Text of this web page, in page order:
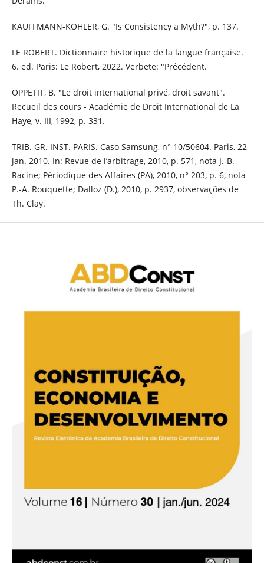
KAUFFMANN-KOHLER, G. "Is Consistency a Myth?", p. 137.
LE ROBERT. Dictionnaire historique de la langue française.
6. ed. Paris: Le Robert, 2022. Verbete: "Précédent.
OPPETIT, B. "Le droit international privé, droit savant".
Recueil des cours - Académie de Droit International de La
Haye, v. III, 1992, p. 331.
TRIB. GR. INST. PARIS. Caso Samsung, n° 10/50604. Paris, 22
jan. 2010. In: Revue de l’arbitrage, 2010, p. 571, nota J.-B.
Racine; Périodique des Affaires (PA), 2010, n° 203, p. 6, nota
P.-A. Rouquette; Dalloz (D.), 2010, p. 2937, observações de
Th. Clay.